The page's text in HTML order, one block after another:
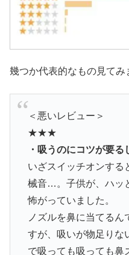
幾つか代表的なもの見てみ
＜悪いレビュー＞
★★★
・吸うのにコツが要
いざスイッチオンする
械音…。子供が、ハッ
怖がっていました。
ノズルを鼻に当てる
すが、吸いが物足りな
で吸っても吸っても鼻